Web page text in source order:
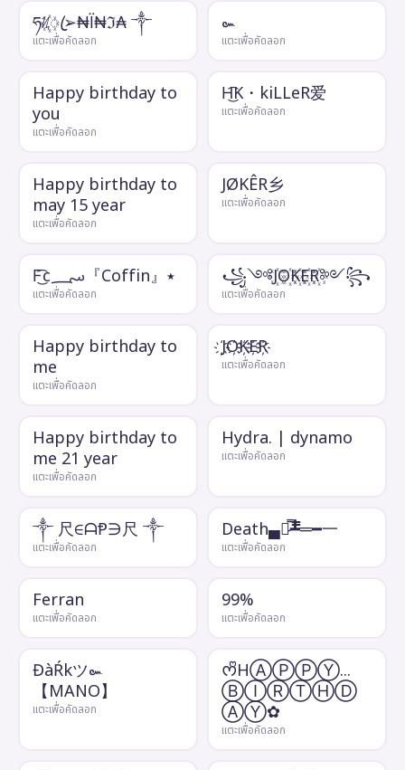
ཧᜰ꙰ꦿ➢₦Ї₦ℑ₳ ༒
แตะเพื่อคัดลอก
๛
แตะเพื่อคัดลอก
Happy birthday to
you
แตะเพื่อคัดลอก
H͜͡K・kiLLeR爱
แตะเพื่อคัดลอก
Happy birthday to
may 15 year
แตะเพื่อคัดลอก
JØKÊR乡
แตะเพื่อคัดลอก
F͜͡c؄『Coffin』٭
แตะเพื่อคัดลอก
꧁༺J꙰O꙰K꙰E꙰R꙰༻꧂
แตะเพื่อคัดลอก
Happy birthday to
me
แตะเพื่อคัดลอก
J҉O҉K҉E҉R҉
แตะเพื่อคัดลอก
Happy birthday to
me 21 year
แตะเพื่อคัดลอก
Hydra. | dynamo
แตะเพื่อคัดลอก
༒ 尺∈ᗩⱣ∋尺 ༒
แตะเพื่อคัดลอก
Death▄︻̷̿┻̿═━一
แตะเพื่อคัดลอก
Ferran
แตะเพื่อคัดลอก
99%
แตะเพื่อคัดลอก
ĐàŔkツ๛
【MANO】
แตะเพื่อคัดลอก
ᰔᩚHⒶⓅⓅⓎ...
ⒷⒾⓇⓉⒽⒹ
ⒶⓎ✿
แตะเพื่อคัดลอก